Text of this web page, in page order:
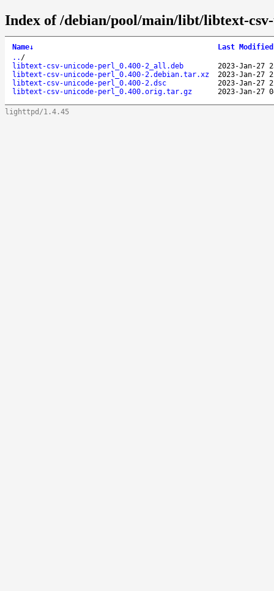
Index of /debian/pool/main/libt/libtext-
Name↓ Last Modified
.. /
libtext-csv-unicode-perl_0.400-2_all.deb
2023-Jan-27
libtext-csv-unicode-perl_0.400-2.debian.tar.xz
2023-Jan-27
libtext-csv-unicode-perl_0.400-2.dsc
2023-Jan-27
libtext-csv-unicode-perl_0.400.orig.tar.gz
2023-Jan-27
lighttpd/1.4.45